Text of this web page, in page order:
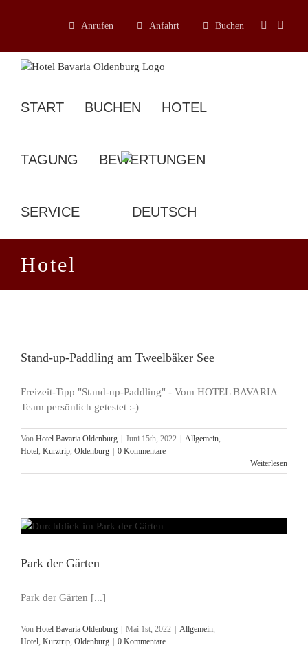
Anrufen Anfahrt Buchen
START BUCHEN HOTEL
TAGUNG BEWERTUNGEN
SERVICE
Hotel
Stand-up-Paddling am Tweelbäker See
Freizeit-Tipp "Stand-up-Paddling" - Vom HOTEL BAVARIA
Team persönlich getestet :-)
Von Hotel Bavaria Oldenburg Juni 15th, 2022 Allgemein,
Hotel, Kurztrip, Oldenburg
0 Kommentare
Weiterlesen
Park der Gärten
Park der Gärten [...]
Von Hotel Bavaria Oldenburg Mai 1st, 2022 Allgemein,
Hotel, Kurztrip, Oldenburg
0 Kommentare